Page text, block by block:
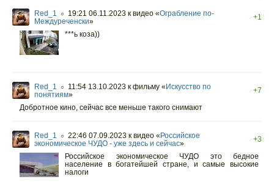
Red_1 ○ 19:21 06.11.2023 к видео «Ограбление по-
Междуреченски»
+1
***ь коза))
Red_1 ○ 11:54 13.10.2023 к фильму « Искусство по
понятиям»
+7
Добротное кино, сейчас все меньше такого снимают
Red_1 ○ 22:46 07.09.2023 к видео « Российское
экономическое ЧУДО - уже здесь и сейчас»
+3
Российское экономическое ЧУДО это бедное
население в богатейшей стране, и самые высокие
налоги